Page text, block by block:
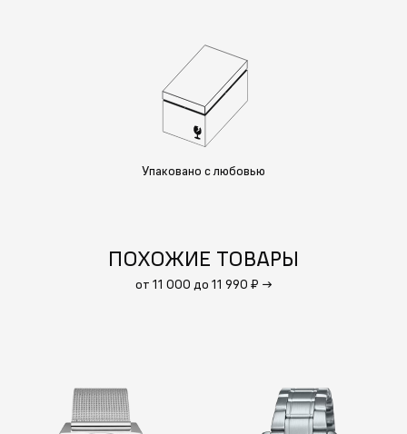
Упаковано с любовью
ПОХОЖИЕ ТОВАРЫ
от 11 000 до 11 990 ₽ →